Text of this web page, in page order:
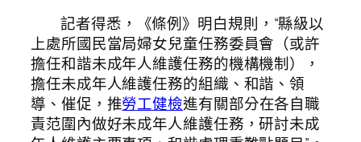
記者得悉，《條例》明白規則，“縣級以
上處所國民當局婦女兒童任務委員會（或許
擔任和諧未成年人維護任務的機構機制），
擔任未成年人維護任務的組織、和諧、領
導、催促，推勞工健檢進有關部分在各自職
責范圍內做好未成年人維護任務，研討未成